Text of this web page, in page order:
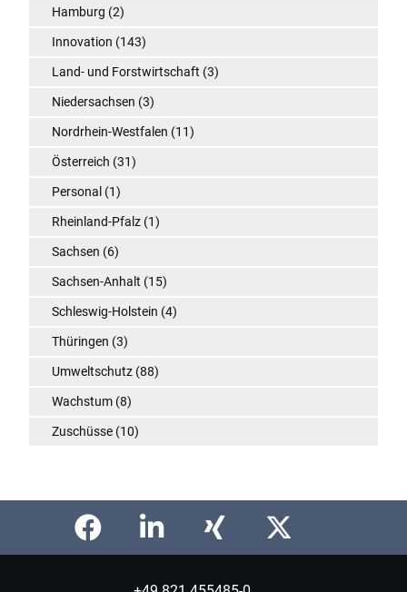
Hamburg (2)
Innovation (143)
Land- und Forstwirtschaft (3)
Niedersachsen (3)
Nordrhein-Westfalen (11)
Österreich (31)
Personal (1)
Rheinland-Pfalz (1)
Sachsen (6)
Sachsen-Anhalt (15)
Schleswig-Holstein (4)
Thüringen (3)
Umweltschutz (88)
Wachstum (8)
Zuschüsse (10)